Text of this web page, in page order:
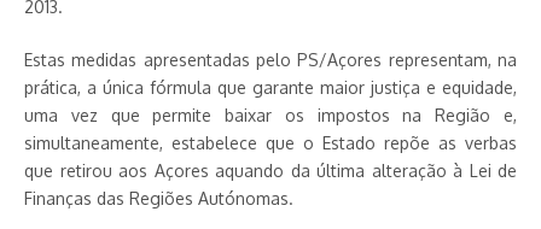
2013.
Estas medidas apresentadas pelo PS/Açores representam, na
prática, a única fórmula que garante maior justiça e equidade,
uma vez que permite baixar os impostos na Região e,
simultaneamente, estabelece que o Estado repõe as verbas
que retirou aos Açores aquando da última alteração à Lei de
Finanças das Regiões Autónomas.